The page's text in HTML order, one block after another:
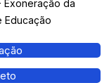
da
Educação